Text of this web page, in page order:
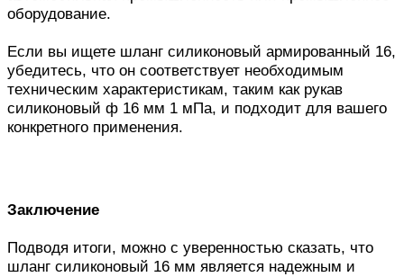
оборудование.
Если вы ищете шланг силиконовый армированный 16,
убедитесь, что он соответствует необходимым
техническим характеристикам, таким как рукав
силиконовый ф 16 мм 1 мПа, и подходит для вашего
конкретного применения.
Заключение
Подводя итоги, можно с уверенностью сказать, что
шланг силиконовый 16 мм является надежным и